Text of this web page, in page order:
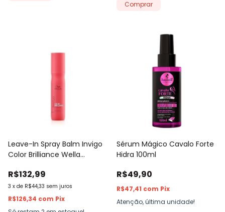
Leave-In Spray Balm Invigo
Color Brilliance Wella
R$132,99
3 x de R$44,33 sem juros
R$126,34 com Pix
Sérum Mágico Cavalo Forte
Hidra 100ml
R$49,90
R$47,41 com Pix
Atenção, última unidade!